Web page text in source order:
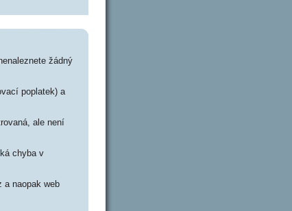
žádný
poplatek) a
ale není
chyba v
a naopak web